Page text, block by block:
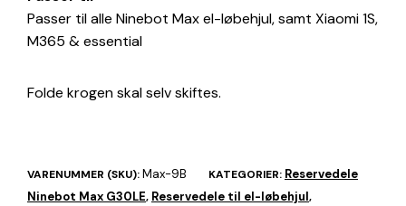
Passer til alle Ninebot Max el-løbehjul, samt Xiaomi 1S,
M365 & essential
Folde krogen skal selv skiftes.
VARENUMMER (SKU):Max-9B KATEGORIER: Reservedele
Ninebot Max G30LE, Reservedele til el-løbehjul,